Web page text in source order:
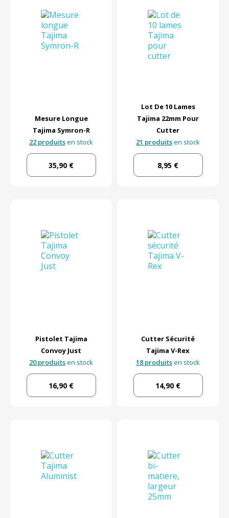
Mesure Longue
Tajima Symron-R
22 produitsen stock
35,90 €
Lot De 10 Lames
Tajima 22mm Pour
Cutter
21 produitsen stock
8,95 €
Pistolet Tajima
Convoy Just
20 produitsen stock
16,90 €
Cutter Sécurité
Tajima V-Rex
18 produitsen stock
14,90 €